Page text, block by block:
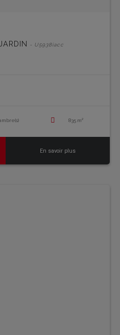
- U5938iacc
835 m²
En savoir plus